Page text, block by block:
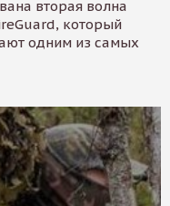
вторая волна
который
одним из самых